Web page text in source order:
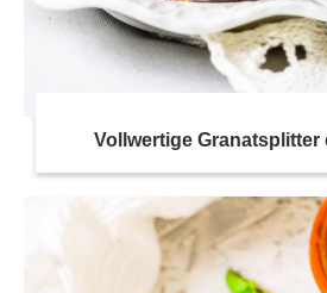
Vollwertige Granatsplitter